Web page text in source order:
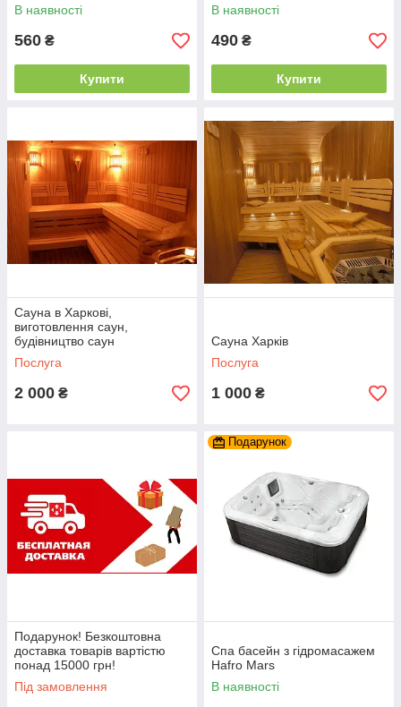
В наявності
560 ₴
Купити
В наявності
490 ₴
Купити
Сауна в Харкові,
виготовлення саун,
будівництво саун
Послуга
2 000 ₴
Сауна Харків
Послуга
1 000 ₴
Подарунок! Безкоштовна
доставка товарів вартістю
понад 15000 грн!
Під замовлення
Подарунок
Спа басейн з гідромасажем
Hafro Mars
В наявності